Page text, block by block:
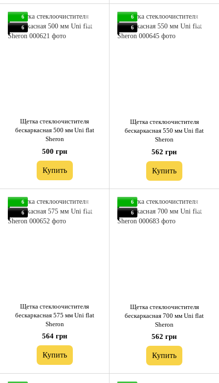
6
6
Щетка стеклоочистителя
бескаркасная 500 мм Uni flat
Sheron
500 грн
Купить
6
6
Щетка стеклоочистителя
бескаркасная 550 мм Uni flat
Sheron
562 грн
Купить
6
6
Щетка стеклоочистителя
бескаркасная 575 мм Uni flat
Sheron
564 грн
Купить
6
6
Щетка стеклоочистителя
бескаркасная 700 мм Uni flat
Sheron
562 грн
Купить